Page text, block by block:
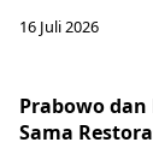
16 Juli 2026
Prabowo dan
Sama